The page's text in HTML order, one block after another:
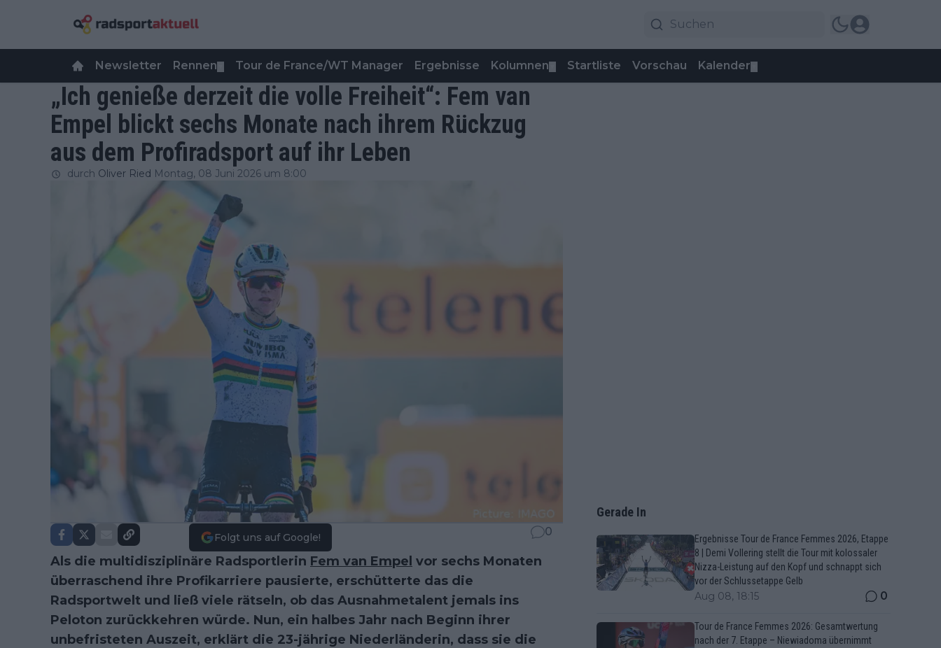
Newsletter Rennen Tour de France/WT Manager Ergebnisse Kolumnen Startliste Vorschau Kalender
„Ich genieße derzeit die volle Freiheit“: Fem van
Empel blickt sechs Monate nach ihrem Rückzug
aus dem Profiradsport auf ihr Leben
durch Oliver Ried Montag, 08 Juni 2026 um 8:00
Folgt uns auf Google! 0
Als die multidisziplinäre Radsportlerin Fem van Empel vor sechs Monaten
überraschend ihre Profikarriere pausierte, erschütterte das die
Radsportwelt und ließ viele rätseln, ob das Ausnahmetalent jemals ins
Peloton zurückkehren würde. Nun, ein halbes Jahr nach Beginn ihrer
unbefristeten Auszeit, erklärt die 23-jährige Niederländerin, dass sie die
Gerade In
Ergebnisse Tour de France Femmes 2026, Etappe
8 | Demi Vollering stellt die Tour mit kolossaler
Nizza-Leistung auf den Kopf und schnappt sich
vor der Schlussetappe Gelb
Aug 08, 18:15 0
Tour de France Femmes 2026: Gesamtwertung
nach der 7. Etappe – Niewiadoma übernimmt